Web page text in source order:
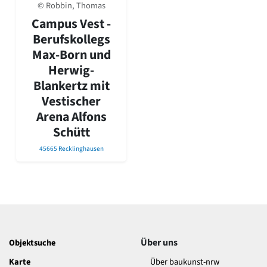
David Chipperfield
Harald Deilmann
Gottfried Böhm
Schneider von Esleben
Peter Behrens
Auszeichnung vorbildlicher Bauten NRW 2020
Big Beautiful Buildings (Großbauten der Nachkriegszeit)
Epochen
Gesamtübersicht...
Gegenwart
Postmoderne
Barock
Renaissance
Gotik
© Robbin, Thomas
Campus Vest -
Berufskollegs
Max-Born und
Herwig-
Blankertz mit
Vestischer
Arena Alfons
Schütt
45665 Recklinghausen
Objektsuche
Karte
Über uns
Über baukunst-nrw